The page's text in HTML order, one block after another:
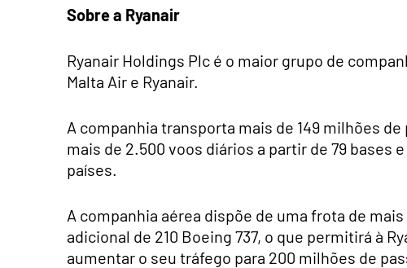
Sobre a Ryanair
Ryanair Holdings Plc é o maior grupo de
Malta Air e Ryanair.
A companhia transporta mais de 149 milhões
mais de 2.500 voos diários a partir de 79 bases
países.
A companhia aérea dispõe de uma frota de
adicional de 210 Boeing 737, o que permitirá à
aumentar o seu tráfego para 200 milhões de